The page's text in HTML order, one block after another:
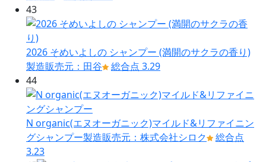
43
2026 そめいよしの シャンプー (満開のサクラの香り)
製造販売元：田谷
総合点 3.29
44
N organic(エヌオーガニック)マイルド&リファイニン
グシャンプー製造販売元：株式会社シロク
総合点
3.23